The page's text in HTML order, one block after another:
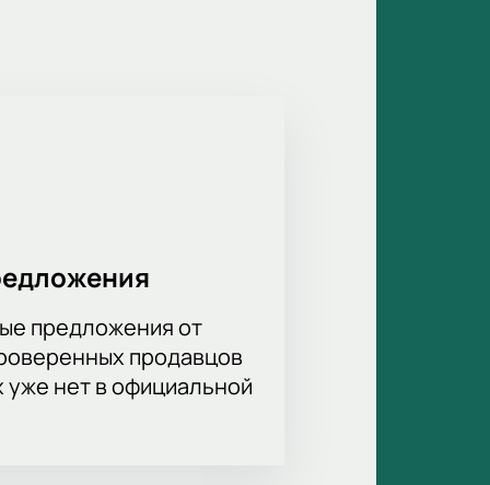
предложения от
продавцов
нет в официальной